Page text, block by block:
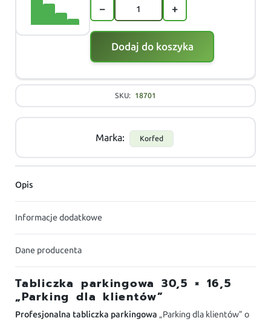
− +
Dodaj do koszyka
SKU: 18701
Marka: Korfed
Opis
Informacje dodatkowe
Dane producenta
Tabliczka parkingowa 30,5 × 16,5
„Parking dla klientów”
Profesjonalna tabliczka parkingowa „Parking dla klientów” o